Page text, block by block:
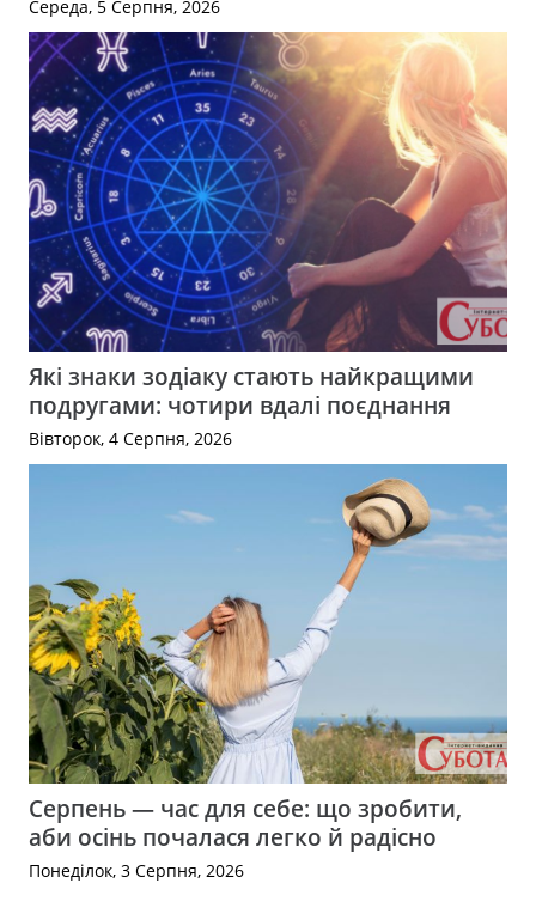
Середа, 5 Серпня, 2026
Які знаки зодіаку стають найкращими
подругами: чотири вдалі поєднання
Вівторок, 4 Серпня, 2026
Серпень — час для себе: що зробити,
аби осінь почалася легко й радісно
Понеділок, 3 Серпня, 2026